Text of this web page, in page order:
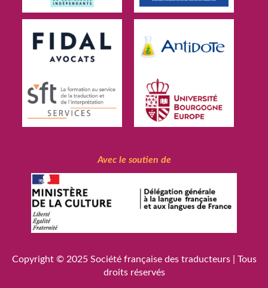
Avec le soutien de
Copyright © 2025 Société française des traducteurs| Tous
droits réservés